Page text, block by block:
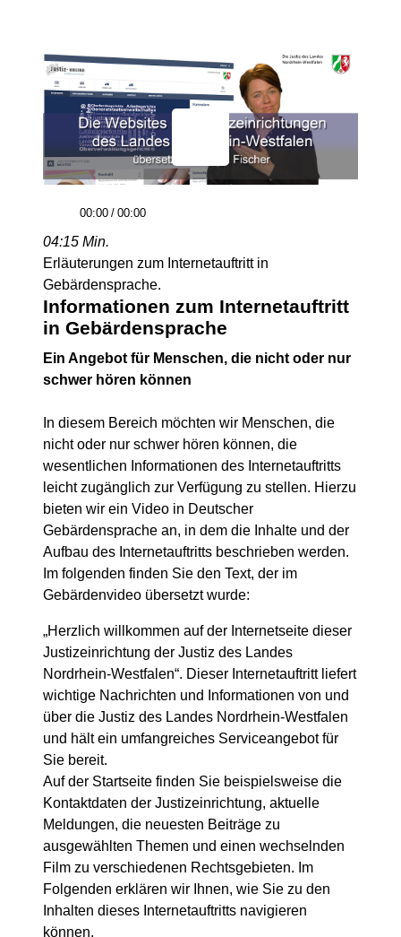
00:00 / 00:00
04:15 Min.
Erläuterungen zum Internetauftritt in
Gebärdensprache.
Informationen zum Internetauftritt
in Gebärdensprache
Ein Angebot für Menschen, die nicht oder nur
schwer hören können
In diesem Bereich möchten wir Menschen, die
nicht oder nur schwer hören können, die
wesentlichen Informationen des Internetauftritts
leicht zugänglich zur Verfügung zu stellen. Hierzu
bieten wir ein Video in Deutscher
Gebärdensprache an, in dem die Inhalte und der
Aufbau des Internetauftritts beschrieben werden.
Im folgenden finden Sie den Text, der im
Gebärdenvideo übersetzt wurde:
„Herzlich willkommen auf der Internetseite dieser
Justizeinrichtung der Justiz des Landes
Nordrhein-Westfalen“. Dieser Internetauftritt liefert
wichtige Nachrichten und Informationen von und
über die Justiz des Landes Nordrhein-Westfalen
und hält ein umfangreiches Serviceangebot für
Sie bereit.
Auf der Startseite finden Sie beispielsweise die
Kontaktdaten der Justizeinrichtung, aktuelle
Meldungen, die neuesten Beiträge zu
ausgewählten Themen und einen wechselnden
Film zu verschiedenen Rechtsgebieten. Im
Folgenden erklären wir Ihnen, wie Sie zu den
Inhalten dieses Internetauftritts navigieren
können.